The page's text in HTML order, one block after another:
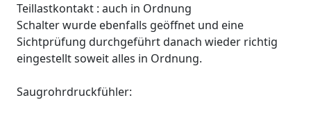
Teillastkontakt : auch in Ordnung
Schalter wurde ebenfalls geöffnet und eine
Sichtprüfung durchgeführt danach wieder richtig
eingestellt soweit alles in Ordnung.
Saugrohrdruckfühler: